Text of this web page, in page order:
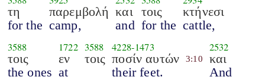
τη
for the
παρεμβολή
camp,
και
and
τοις
for the
κτήνεσι
cattle,
3588
τοις
the ones
1722
εν
at
3588
τοις
4228-1473
ποσίν αυτών
their feet.
3:10
2532
και
And